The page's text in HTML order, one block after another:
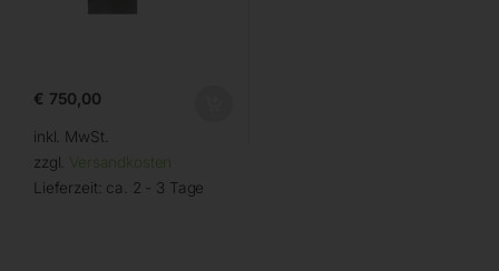
€ 750,00
inkl. MwSt.
zzgl. Versandkosten
Lieferzeit: ca. 2 - 3 Tage